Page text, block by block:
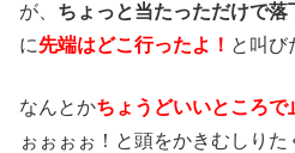
が、 ちょっと当たっただけで落
に先端はどこ行ったよ！ と叫び
なんとかちょうどいいところで
ぉぉぉぉ！と頭をかきむしりた